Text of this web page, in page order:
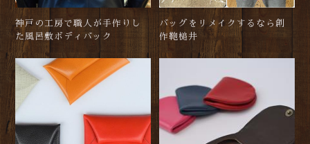
神戸の工房で職人が手作りし
た風呂敷ボディバック
バッグをリメイクするなら創
作鞄槌井